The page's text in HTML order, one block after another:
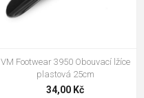
VM Footwear 3950 Obouvací lžíce
plastová 25cm
34,00 Kč